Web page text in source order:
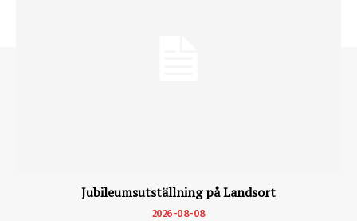
Jubileumsutställning på Landsort
2026-08-08